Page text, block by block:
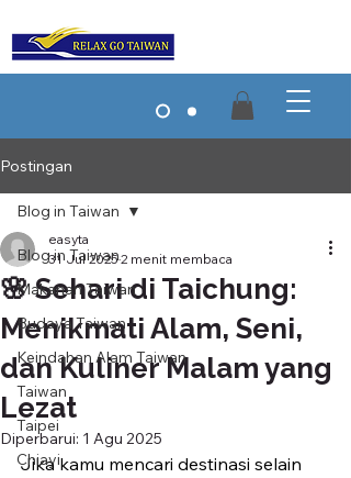
Postingan
Blog in Taiwan
Makanan Taiwan
Budaya Taiwan
Keindahan Alam Taiwan
Taiwan
Taipei
Chiayi
Blog in Taiwan
🌸 Sehari di Taichung:
Menikmati Alam, Seni,
dan Kuliner Malam yang
Lezat
easyta
31 Jul 20252 menit membaca
Diperbarui: 1 Agu 2025
Jika kamu mencari destinasi selain